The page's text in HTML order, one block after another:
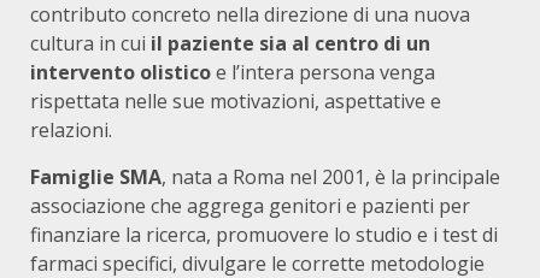
contributo concreto nella direzione di una nuova
cultura in cui il paziente sia al centro di un
intervento olisticoe l’intera persona venga
rispettata nelle sue motivazioni, aspettative e
relazioni.
Famiglie SMA, nata a Roma nel 2001, è la principale
associazione che aggrega genitori e pazienti per
finanziare la ricerca, promuovere lo studio e i test di
farmaci specifici, divulgare le corrette metodologie